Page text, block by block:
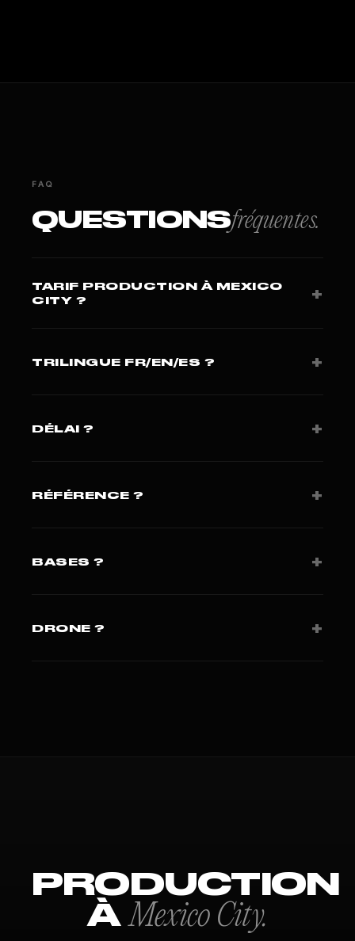
FAQ
QUESTIONSfréquentes.
TARIF PRODUCTION À MEXICO
CITY ?
+
TRILINGUE FR/EN/ES ? +
DÉLAI ? +
RÉFÉRENCE ? +
BASES ? +
DRONE ? +
PRODUCTION
ÀMexico City.